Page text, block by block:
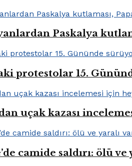
Paskalya
protestolar 15.
uçak kazası
camide saldırı: ölü ve